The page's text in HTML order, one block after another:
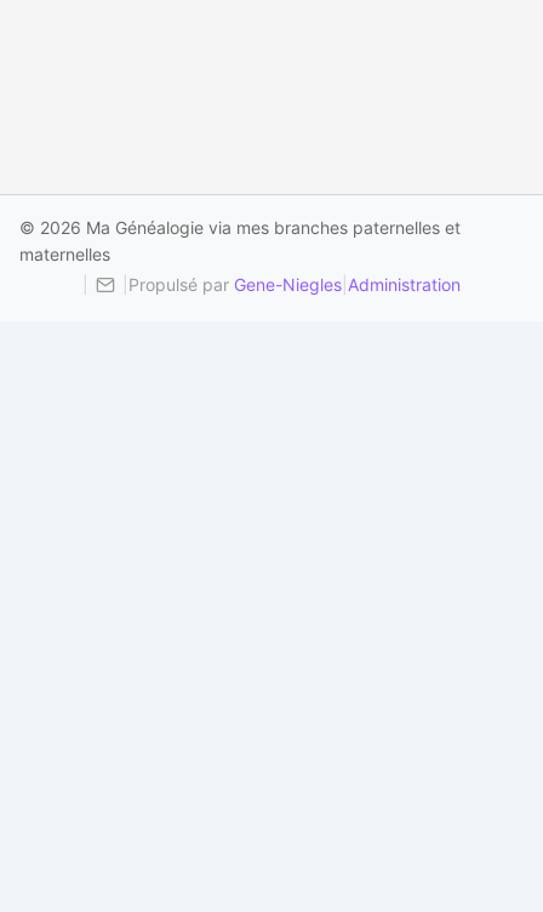
© 2026 Ma Généalogie via mes branches paternelles et
maternelles
Propulsé par Gene-Niegles Administration